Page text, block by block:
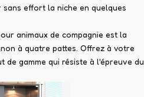
effort la niche en quelques
animaux de compagnie est la
à quatre pattes. Offrez à votre
de gamme qui résiste à l'épreuve du